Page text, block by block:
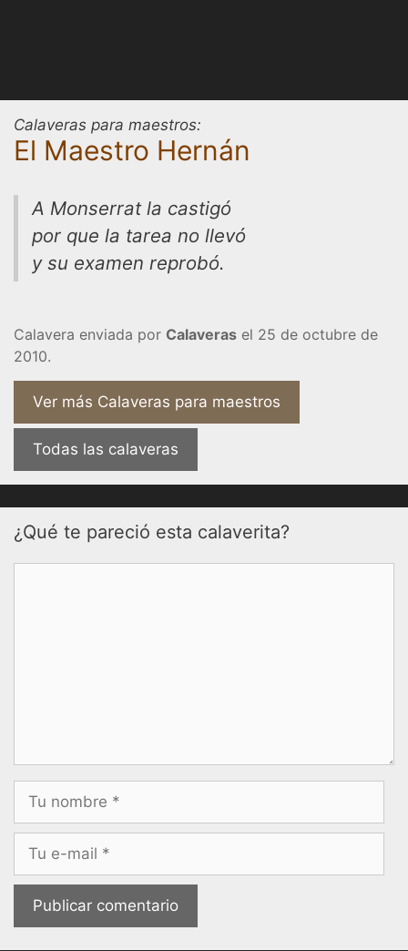
Calaveras para maestros:
El Maestro Hernán
A Monserrat la castigó
por que la tarea no llevó
y su examen reprobó.
Calavera enviada por Calaveras el 25 de octubre de
2010.
Ver más Calaveras para maestros
Todas las calaveras
¿Qué te pareció esta calaverita?
electrónico